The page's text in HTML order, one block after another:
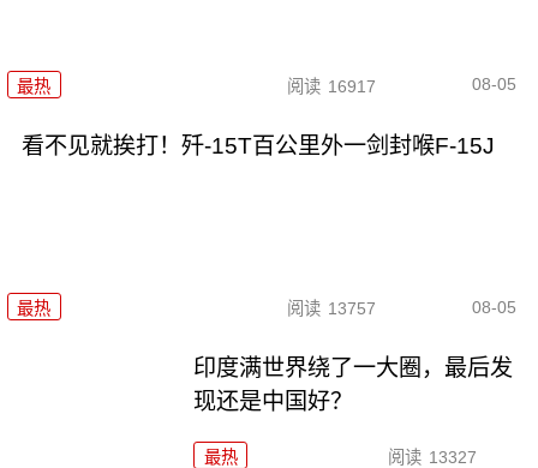
最热 阅读 16917 08-05
看不见就挨打！歼-15T百公里外一剑封喉F-15J
最热 阅读 13757 08-05
印度满世界绕了一大圈，最后发
现还是中国好？
最热 阅读 13327